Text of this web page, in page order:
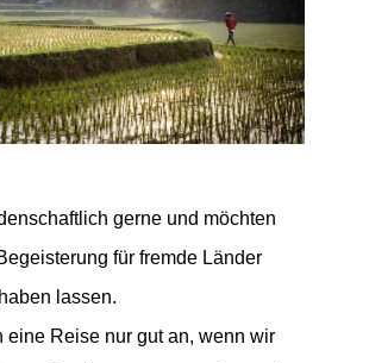
gerne und möchten
für fremde Länder
lassen.
eine Reise nur gut an, wenn wir